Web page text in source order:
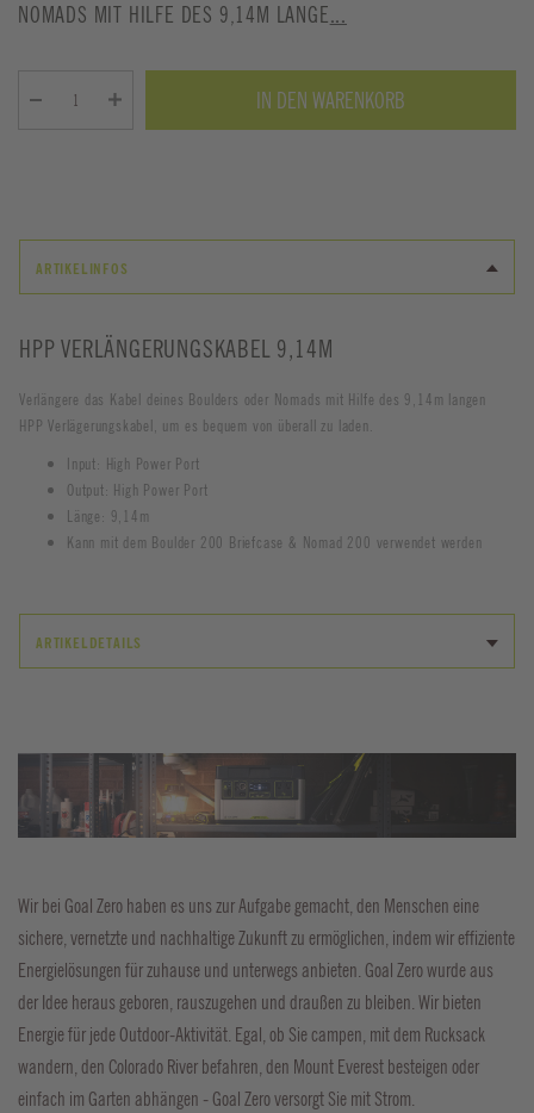
NOMADS MIT HILFE DES 9,14M LANGE...
IN DEN WARENKORB
ARTIKELINFOS
HPP VERLÄNGERUNGSKABEL 9,14M
Verlängere das Kabel deines Boulders oder Nomads mit Hilfe des 9,14m langen
HPP Verlägerungskabel, um es bequem von überall zu laden.
Input: High Power Port
Output: High Power Port
Länge: 9,14m
Kann mit dem Boulder 200 Briefcase & Nomad 200 verwendet werden
ARTIKELDETAILS
Wir bei Goal Zero haben es uns zur Aufgabe gemacht, den Menschen eine
sichere, vernetzte und nachhaltige Zukunft zu ermöglichen, indem wir effiziente
Energielösungen für zuhause und unterwegs anbieten. Goal Zero wurde aus
der Idee heraus geboren, rauszugehen und draußen zu bleiben. Wir bieten
Energie für jede Outdoor-Aktivität. Egal, ob Sie campen, mit dem Rucksack
wandern, den Colorado River befahren, den Mount Everest besteigen oder
einfach im Garten abhängen - Goal Zero versorgt Sie mit Strom.